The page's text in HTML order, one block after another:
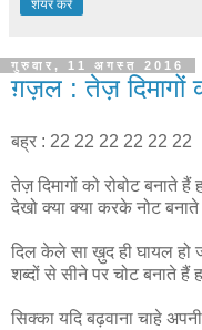
शेयर करें
गुरुवार, 11 अगस्त 2016
ग़ज़ल : तेज़ दिमागों
बह्र : 22 22 22 22 22 22
तेज़ दिमागों को रोबोट बनाते हैं
देखो क्या क्या करके नोट
दिल केले सा ख़ुद ही घायल हो
शब्दों से सीने पर चोट बनाते हैं
सिक्का यदि बढ़वाना चाहे